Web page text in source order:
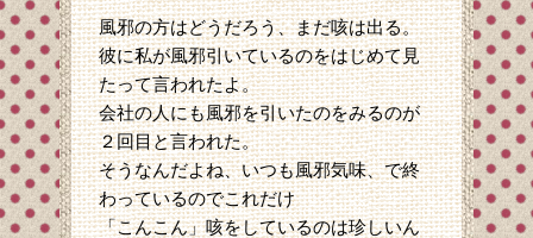
風邪の方はどうだろう、まだ咳は出る。
彼に私が風邪引いているのをはじめて見
たって言われたよ。
会社の人にも風邪を引いたのをみるのが
２回目と言われた。
そうなんだよね、いつも風邪気味、で終
わっているのでこれだけ
「こんこん」咳をしているのは珍しいん